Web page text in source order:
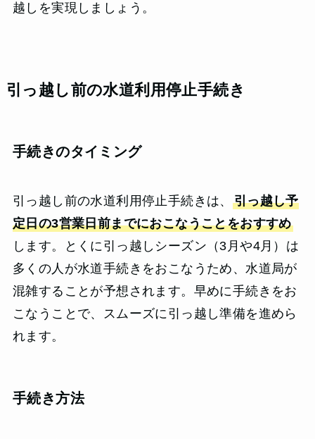
越しを実現しましょう。
引っ越し前の水道利用停止手続き
手続きのタイミング
引っ越し前の水道利用停止手続きは、 引っ越し予
定日の3営業日前までにおこなうことをおすすめ
します。とくに引っ越しシーズン（3月や4月）は
多くの人が水道手続きをおこなうため、水道局が
混雑することが予想されます。早めに手続きをお
こなうことで、スムーズに引っ越し準備を進めら
れます。
手続き方法